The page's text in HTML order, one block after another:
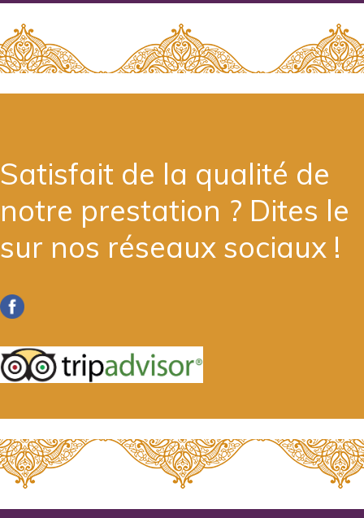
Satisfait de la qualité de
notre prestation ? Dites le
sur nos réseaux sociaux !